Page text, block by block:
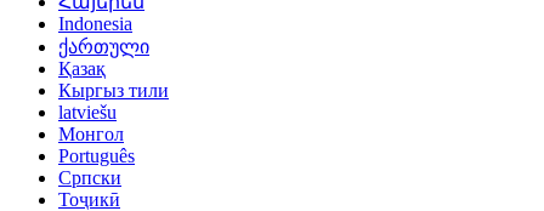
Indonesia
ქართული
Қазақ
Кыргыз тили
latviešu
Монгол
Português
Српски
Тоҷикӣ